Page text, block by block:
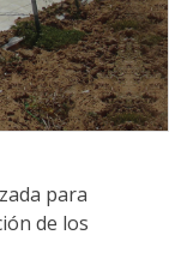
para
de los